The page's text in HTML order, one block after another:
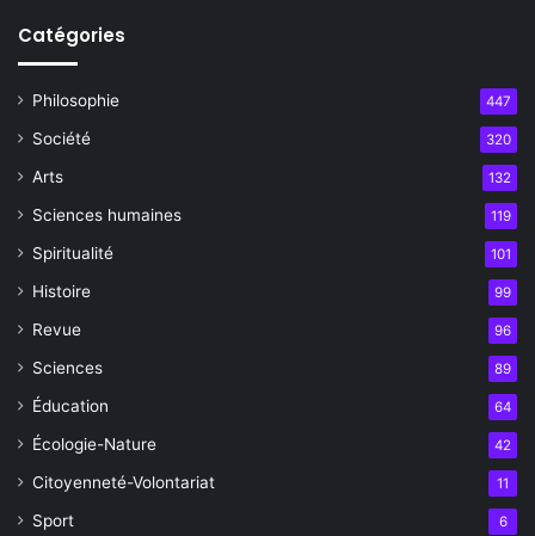
Catégories
Philosophie 447
Société 320
Arts 132
Sciences humaines 119
Spiritualité 101
Histoire 99
Revue 96
Sciences 89
Éducation 64
Écologie-Nature 42
Citoyenneté-Volontariat 11
Sport 6